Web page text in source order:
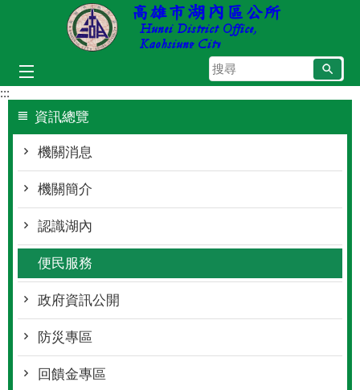
跳到主要內容區塊
搜
尋
:::
資訊總覽
機關消息
機關簡介
認識湖內
便民服務
政府資訊公開
防災專區
回饋金專區